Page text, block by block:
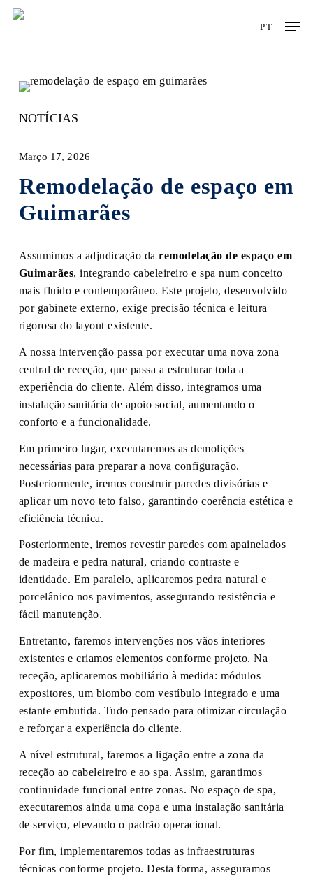
Skip
PT
NOTÍCIAS
Março 17, 2026
Remodelação de espaço em
Guimarães
Assumimos a adjudicação daremodelação de espaço em
Guimarães, integrando cabeleireiro e spa num conceito
mais fluido e contemporâneo. Este projeto, desenvolvido
por gabinete externo, exige precisão técnica e leitura
rigorosa do layout existente.
A nossa intervenção passa por executar uma nova zona
central de receção, que passa a estruturar toda a
experiência do cliente. Além disso, integramos uma
instalação sanitária de apoio social, aumentando o
conforto e a funcionalidade.
Em primeiro lugar, executaremos as demolições
necessárias para preparar a nova configuração.
Posteriormente, iremos construir paredes divisórias e
aplicar um novo teto falso, garantindo coerência estética e
eficiência técnica.
Posteriormente, iremos revestir paredes com apainelados
de madeira e pedra natural, criando contraste e
identidade. Em paralelo, aplicaremos pedra natural e
porcelânico nos pavimentos, assegurando resistência e
fácil manutenção.
Entretanto, faremos intervenções nos vãos interiores
existentes e criamos elementos conforme projeto. Na
receção, aplicaremos mobiliário à medida: módulos
expositores, um biombo com vestíbulo integrado e uma
estante embutida. Tudo pensado para otimizar circulação
e reforçar a experiência do cliente.
A nível estrutural, faremos a ligação entre a zona da
receção ao cabeleireiro e ao spa. Assim, garantimos
continuidade funcional entre zonas. No espaço de spa,
executaremos ainda uma copa e uma instalação sanitária
de serviço, elevando o padrão operacional.
Por fim, implementaremos todas as infraestruturas
técnicas conforme projeto. Desta forma, asseguramos